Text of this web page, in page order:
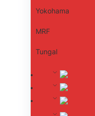
Yokohama
MRF
Tungal